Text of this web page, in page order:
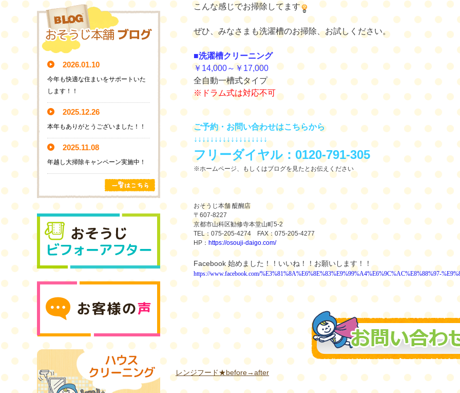
こんな感じでお掃除してます
ぜひ、みなさまも洗濯槽のお掃除、お試しください。
■洗濯槽クリーニング
￥14,000～￥17,000
全自動一槽式タイプ
※ドラム式は対応不可
ご予約・お問い合わせはこちらから
↓↓↓↓↓↓↓↓↓↓↓↓↓↓↓↓↓↓
フリーダイヤル： 0120-791-305
※ホームページ、もしくはブログを見たとお伝えください
おそうじ本舗 醍醐店
〒 607-8227
京都市山科区勧修寺本堂山町5-2
TEL： 075-205-4274 FAX： 075-205-4277
HP ： https://osouji-daigo.com/
Facebook始めました！！いいね！！お願いします！！
https://www.facebook.com/%E3%81%8A%E6%8E%83%E9%99%A4%E6%9C%AC%E8%88%97-
レンジフード★before→after
2026.01.10
今年も快適な住まいをサポートいた
します！！
2025.12.26
本年もありがとうございました！！
2025.11.08
年越し大掃除キャンペーン実施中！